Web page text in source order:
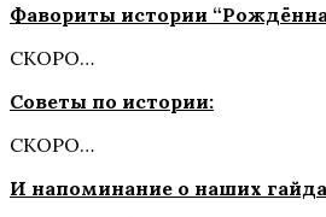
Фавориты истории
СКОРО…
Советы по истории:
СКОРО…
И напоминание о наших